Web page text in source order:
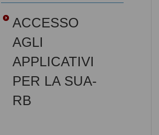
ACCESSO
AGLI
APPLICATIVI
PER LA SUA-
RB